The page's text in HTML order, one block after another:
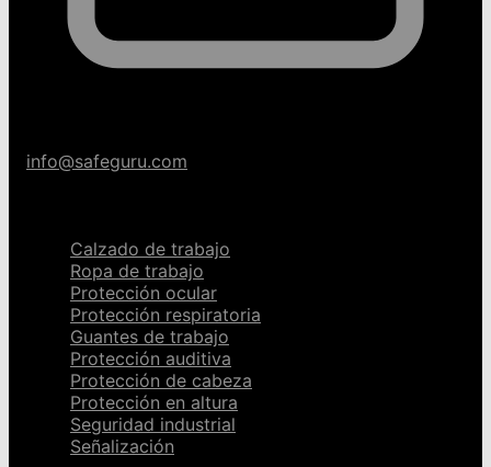
info@safeguru.com
Calzado de trabajo
Ropa de trabajo
Protección ocular
Protección respiratoria
Guantes de trabajo
Protección auditiva
Protección de cabeza
Protección en altura
Seguridad industrial
Señalización